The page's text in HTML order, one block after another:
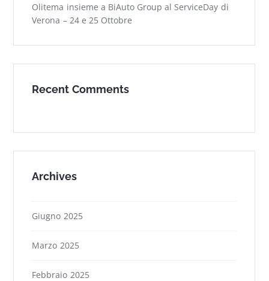
Olitema insieme a BiAuto Group al ServiceDay di
Verona – 24 e 25 Ottobre
Recent Comments
Archives
Giugno 2025
Marzo 2025
Febbraio 2025